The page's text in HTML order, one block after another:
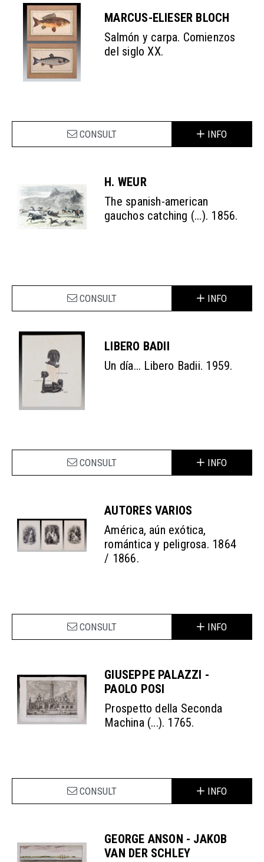
MARCUS-ELIESER BLOCH
Salmón y carpa. Comienzos
del siglo XX.
CONSULT INFO
H. WEUR
The spanish-american
gauchos catching (...). 1856.
CONSULT INFO
LIBERO BADII
Un día... Libero Badii. 1959.
CONSULT INFO
AUTORES VARIOS
América, aún exótica,
romántica y peligrosa. 1864
/ 1866.
CONSULT INFO
GIUSEPPE PALAZZI -
PAOLO POSI
Prospetto della Seconda
Machina (...). 1765.
CONSULT INFO
GEORGE ANSON - JAKOB
VAN DER SCHLEY